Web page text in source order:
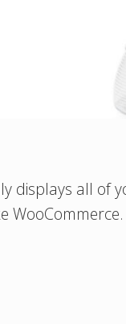
displays all of
WooCommerce.